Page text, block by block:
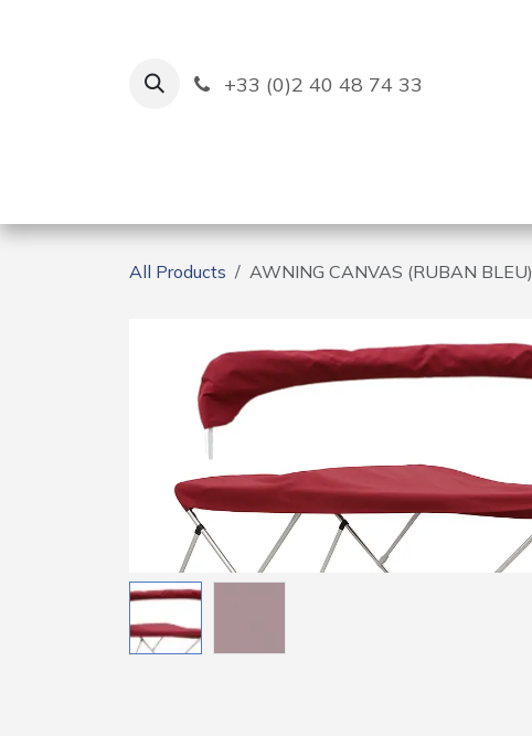
+33 (0)2 40 48 74 33
All Products AWNING CANVAS (RUBAN BLEU)